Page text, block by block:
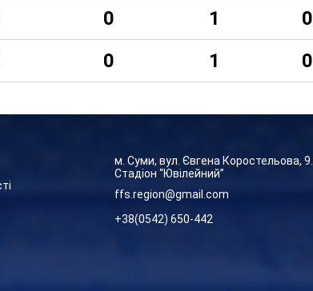
0 1 0
0 1 0
м. Суми, вул. Євгена Коростельова, 9.
Стадіон “Ювілейний”
ffs.region@gmail.com
+38(0542) 650-442